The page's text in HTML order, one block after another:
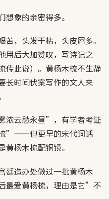
象的亲密得多。
，头发干枯，头皮屑多。
用后大加赞叹，写诗记之
传此说）。黄杨木梳不生静
长时间伏案写作的文人来
浓云愁永昼”，有学者考证
”——但更早的宋代词话
杨木梳配铜镜。
廷造办处做过一批黄杨木
最爱黄杨梳，理由是它”不